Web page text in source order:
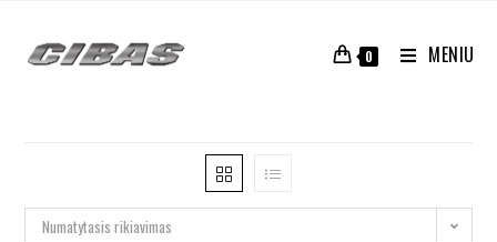
0 MENIU
Numatytasis rikiavimas